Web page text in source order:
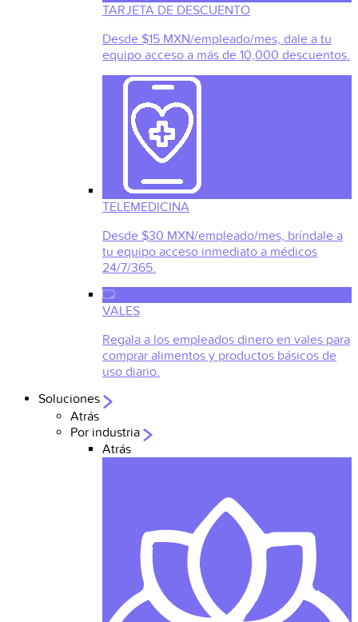
TARJETA DE DESCUENTO
Desde $15 MXN/empleado/mes, dale a tu
equipo acceso a más de 10,000 descuentos.
TELEMEDICINA
Desde $30 MXN/empleado/mes, bríndale a
tu equipo acceso inmediato a médicos
24/7/365.
VALES
Regala a los empleados dinero en vales para
comprar alimentos y productos básicos de
uso diario.
Soluciones
Atrás
Por industria
Atrás